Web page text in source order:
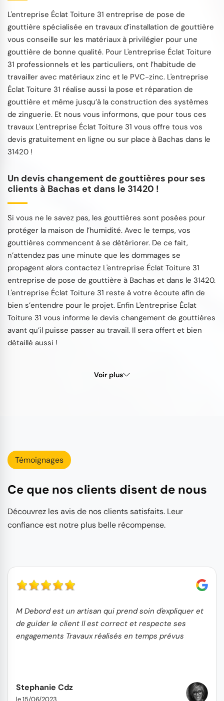
L'entreprise Éclat Toiture 31 entreprise de pose de
gouttière spécialisée en travaux d’installation de gouttière
vous conseille sur les matériaux à privilégier pour une
gouttière de bonne qualité. Pour L'entreprise Éclat Toiture
31 professionnels et les particuliers, ont l’habitude de
travailler avec matériaux zinc et le PVC-zinc. L'entreprise
Éclat Toiture 31 réalise aussi la pose et réparation de
gouttière et même jusqu’à la construction des systèmes
de zinguerie. Et nous vous informons, que pour tous ces
travaux L'entreprise Éclat Toiture 31 vous offre tous vos
devis gratuitement en ligne ou sur place à Bachas dans le
31420 !
Un devis changement de gouttières pour ses
clients à Bachas et dans le 31420 !
Si vous ne le savez pas, les gouttières sont posées pour
protéger la maison de l’humidité. Avec le temps, vos
gouttières commencent à se détériorer. De ce fait,
n’attendez pas une minute que les dommages se
propagent alors contactez L'entreprise Éclat Toiture 31
entreprise de pose de gouttière à Bachas et dans le 31420.
L'entreprise Éclat Toiture 31 reste à votre écoute afin de
bien s’entendre pour le projet. Enfin L'entreprise Éclat
Toiture 31 vous informe le devis changement de gouttières
avant qu’il puisse passer au travail. Il sera offert et bien
détaillé aussi !
Voir plus
Témoignages
Ce que nos clients disent de nous
Découvrez les avis de nos clients satisfaits. Leur
confiance est notre plus belle récompense.
M Debord est un artisan qui prend soin d'expliquer et
de guider le client Il est correct et respecte ses
engagements Travaux réalisés en temps prévus
Stephanie Cdz